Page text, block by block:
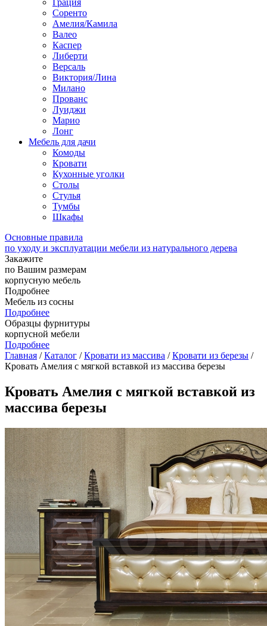
Грация
Соренто
Амелия/Камила
Валео
Каспер
Либерти
Версаль
Виктория/Лина
Милано
Прованс
Луиджи
Марио
Лонг
Мебель для дачи
Комоды
Кровати
Кухонные уголки
Столы
Стулья
Тумбы
Шкафы
Основные правила
по уходу и эксплуатации мебели из натурального дерева
Закажите
по Вашим размерам
корпусную мебель
Подробнее
Мебель из сосны
Подробнее
Образцы фурнитуры
корпусной мебели
Подробнее
Главная /Каталог /Кровати из массива /Кровати из березы /
Кровать Амелия с мягкой вставкой из массива березы
Кровать Амелия с мягкой вставкой из
массива березы